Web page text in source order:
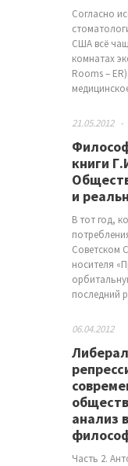
Согласно
США всё
комнатах
Rooms –
21.05.2012 -
книги
и
В тот год,
Советском
носителя
последний
06.04.2012
анализ
Часть 2.